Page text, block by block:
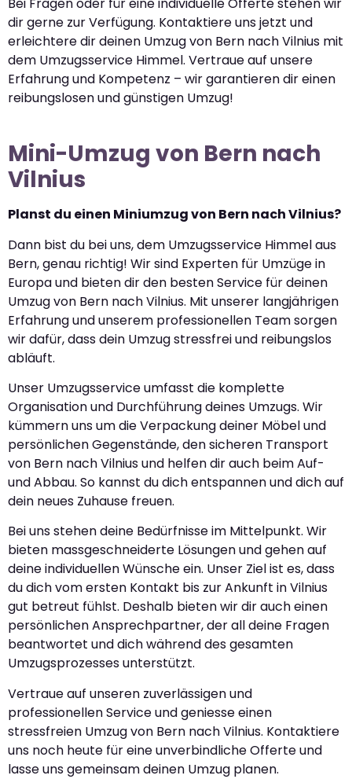
Bei Fragen oder für eine individuelle Offerte stehen wir
dir gerne zur Verfügung. Kontaktiere uns jetzt und
erleichtere dir deinen Umzug von Bern nach Vilnius mit
dem Umzugsservice Himmel. Vertraue auf unsere
Erfahrung und Kompetenz – wir garantieren dir einen
reibungslosen und günstigen Umzug!
Mini-Umzug von Bern nach
Vilnius
Planst du einen Miniumzug von Bern nach Vilnius?
Dann bist du bei uns, dem Umzugsservice Himmel aus
Bern, genau richtig! Wir sind Experten für Umzüge in
Europa und bieten dir den besten Service für deinen
Umzug von Bern nach Vilnius. Mit unserer langjährigen
Erfahrung und unserem professionellen Team sorgen
wir dafür, dass dein Umzug stressfrei und reibungslos
abläuft.
Unser Umzugsservice umfasst die komplette
Organisation und Durchführung deines Umzugs. Wir
kümmern uns um die Verpackung deiner Möbel und
persönlichen Gegenstände, den sicheren Transport
von Bern nach Vilnius und helfen dir auch beim Auf-
und Abbau. So kannst du dich entspannen und dich auf
dein neues Zuhause freuen.
Bei uns stehen deine Bedürfnisse im Mittelpunkt. Wir
bieten massgeschneiderte Lösungen und gehen auf
deine individuellen Wünsche ein. Unser Ziel ist es, dass
du dich vom ersten Kontakt bis zur Ankunft in Vilnius
gut betreut fühlst. Deshalb bieten wir dir auch einen
persönlichen Ansprechpartner, der all deine Fragen
beantwortet und dich während des gesamten
Umzugsprozesses unterstützt.
Vertraue auf unseren zuverlässigen und
professionellen Service und geniesse einen
stressfreien Umzug von Bern nach Vilnius. Kontaktiere
uns noch heute für eine unverbindliche Offerte und
lasse uns gemeinsam deinen Umzug planen.